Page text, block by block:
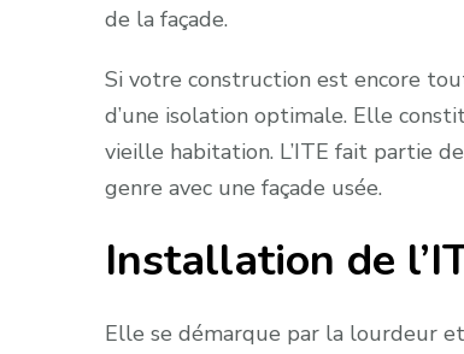
de la façade.
Si votre construction est encore
d’une isolation optimale. Elle
vieille habitation. L’ITE fait partie
genre avec une façade usée.
Installation de
Elle se démarque par la lourdeur